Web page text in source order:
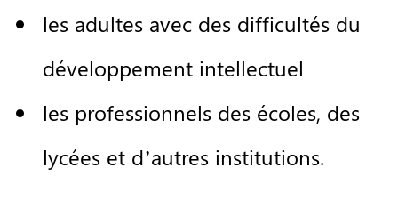
les adultes avec des difficultés du
développement intellectuel
les professionnels des écoles, des
lycées et d’autres institutions.